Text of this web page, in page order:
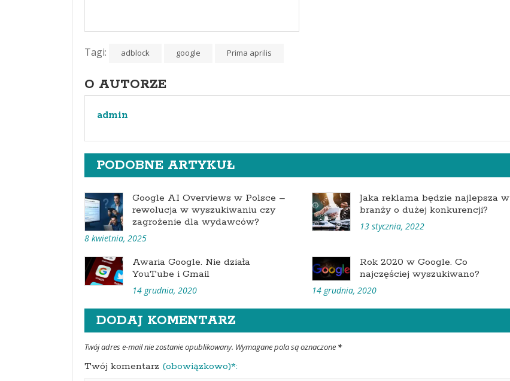
Tagi: adblock google Prima aprilis
O AUTORZE
admin
PODOBNE ARTYKUŁ
Google AI Overviews w Polsce –
rewolucja w wyszukiwaniu czy
zagrożenie dla wydawców?
8 kwietnia, 2025
Jaka reklama będzie najlepsza w
branży o dużej konkurencji?
13 stycznia, 2022
Awaria Google. Nie działa
YouTube i Gmail
14 grudnia, 2020
Rok 2020 w Google. Co
najczęściej wyszukiwano?
14 grudnia, 2020
DODAJ KOMENTARZ
Twój adres e-mail nie zostanie opublikowany. Wymagane pola są oznaczone *
Twój komentarz (obowiązkowo)*: